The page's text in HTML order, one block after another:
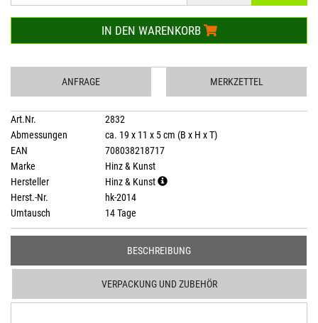
IN DEN WARENKORB
ANFRAGE MERKZETTEL
Art.Nr.
2832
Abmessungen
ca. 19 x 11 x 5 cm (B x H x T)
EAN
708038218717
Marke
Hinz & Kunst
Hersteller
Hinz & Kunst
Herst.-Nr.
hk-2014
Umtausch
14 Tage
BESCHREIBUNG
VERPACKUNG UND ZUBEHÖR